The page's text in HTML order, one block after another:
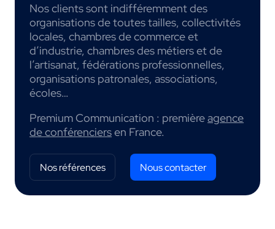
Nos clients sont indifféremment des
organisations de toutes tailles, collectivités
locales, chambres de commerce et
d’industrie, chambres des métiers et de
l’artisanat, fédérations professionnelles,
organisations patronales, associations,
écoles…
Premium Communication : premièreagence
de conférenciersen France.
Nos références Nous contacter